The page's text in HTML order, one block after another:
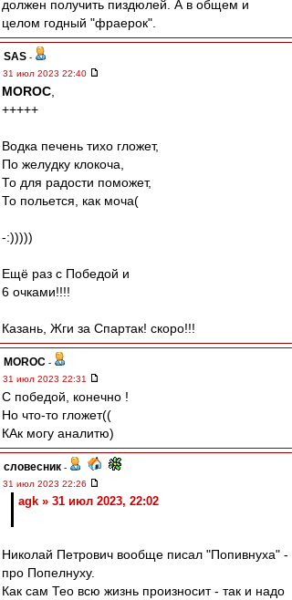
должен получить пиздюлей. А в общем и
целом годный "фраерок".
SAS -
31 июл 2023 22:40
MOROC
+++++
Водка печень тихо гложет,
По желудку клокоча,
То для радости поможет,
То польется, как моча(
-:)))))
Ещё раз с Победой и
6 очками!!!!
Казань, Жги за Спартак! скоро!!!
MOROC -
31 июл 2023 22:31
С победой, конечно !
Но что-то гложет((
КАк могу аналитю)
словесник -
31 июл 2023 22:26
agk » 31 июл 2023, 22:02
Николай Петрович вообще писал "Попивнуха" -
про Попелнуху.
Как сам Тео всю жизнь произносит - так и надо